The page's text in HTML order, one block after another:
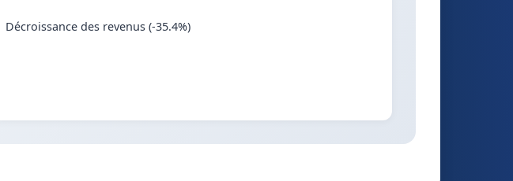
Décroissance des revenus (-35.4%)